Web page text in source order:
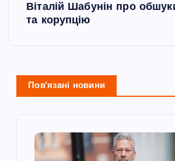
ц
Віталій Шабунін про
та корупцію
Пов'язані новини